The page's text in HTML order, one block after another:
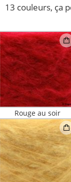
13 couleurs, ça
Rouge au soir